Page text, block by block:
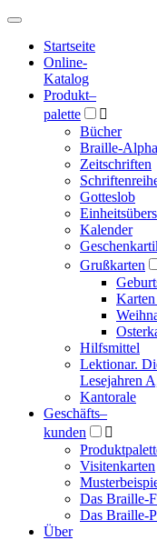
Hauptmenü
Hauptmenü
Startseite
Online-
Katalog
Produkt–
palette

Bücher
Braille-
Zeitschriften
Gotteslob
Kalender
Grußkarten
Hilfsmittel
Lektionar.
Lesejahren
Kantorale
Geschäfts­–
kunden

Visitenkarten
Das Braille-
Das Braille-
Über